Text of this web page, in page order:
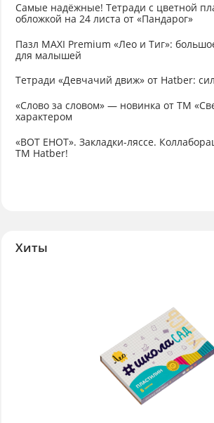
Самые надёжные! Тетради с цветной
обложкой на 24 листа от «Пандарог»
Пазл MAXI Premium «Лео и Тиг»:
для малышей
Тетради «Девчачий движ» от Hatber:
«Слово за словом» — новинка от ТМ
характером
«ВОТ ЕНОТ». Закладки-ляссе.
ТМ Hatber!
Хиты